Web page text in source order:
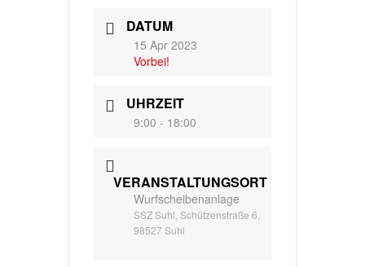
DATUM
15 Apr 2023
Vorbei!
UHRZEIT
9:00 - 18:00
VERANSTALTUNGSORT
Wurfscheibenanlage
SSZ Suhl, Schützenstraße 6,
98527 Suhl